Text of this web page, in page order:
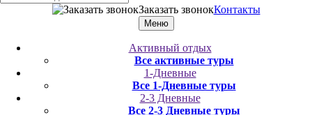
Заказать звонокКонтакты
Меню
Активный отдых
Все активные туры
1-Дневные
Все 1-Дневные туры
2-3 Дневные
Все 2-3 Дневные туры